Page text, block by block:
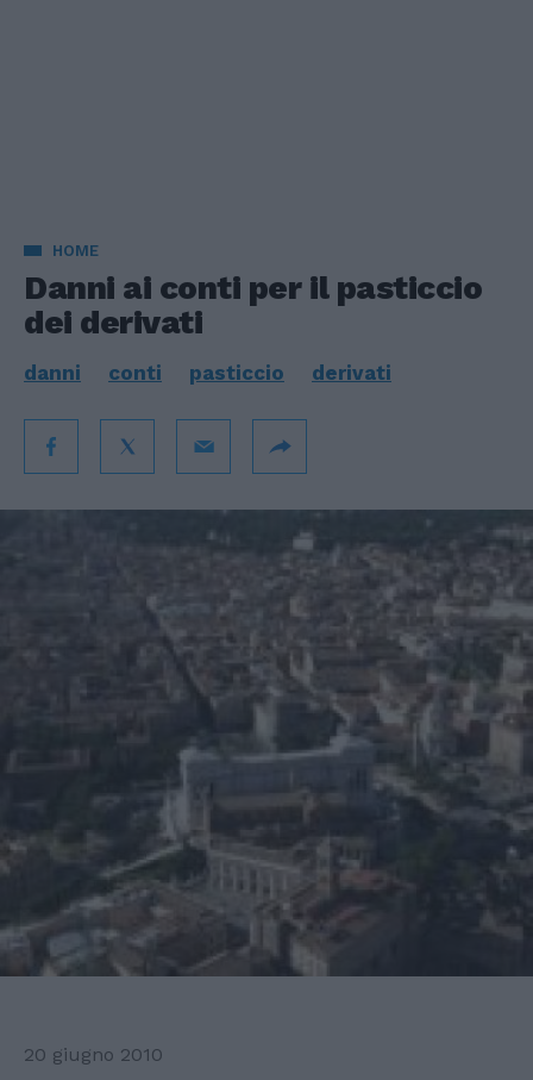
HOME
Danni ai conti per il pasticcio
dei derivati
danni conti pasticcio derivati
20 giugno 2010